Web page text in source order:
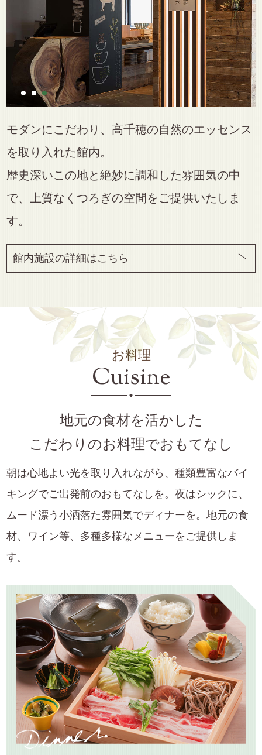
モダンにこだわり、高千穂の自然のエッセンス
を取り入れた館内。
歴史深いこの地と絶妙に調和した雰囲気の中
で、上質なくつろぎの空間をご提供いたしま
す。
館内施設の詳細はこちら
お料理
Cuisine
地元の食材を活かした
こだわりのお料理でおもてなし
朝は心地よい光を取り入れながら、種類豊富なバイ
キングでご出発前のおもてなしを。夜はシックに、
ムード漂う小洒落た雰囲気でディナーを。地元の食
材、ワイン等、多種多様なメニューをご提供しま
す。